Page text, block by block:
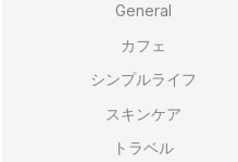
General
カフェ
シンプルライフ
スキンケア
トラベル